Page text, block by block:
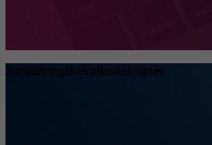
Zustellungsbevollmächtigter